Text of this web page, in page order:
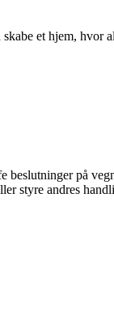
et hjem, hvor
på
styre andres